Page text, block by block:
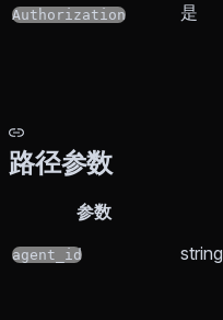
Authorization 是
路径参数
参数
agent_id string